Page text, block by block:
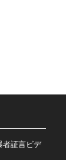
者証言ビデ